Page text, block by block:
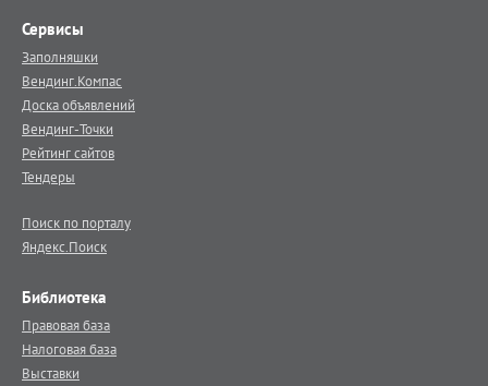
Сервисы
Заполняшки
Вендинг.Компас
Доска объявлений
Вендинг-Точки
Рейтинг сайтов
Тендеры
Поиск по порталу
Яндекс.Поиск
Библиотека
Правовая база
Налоговая база
Выставки